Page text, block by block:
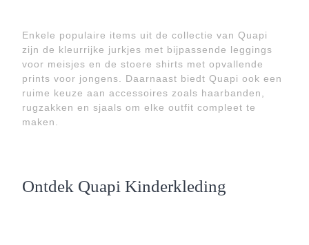
Enkele populaire items uit de collectie van Quapi
zijn de kleurrijke jurkjes met bijpassende leggings
voor meisjes en de stoere shirts met opvallende
prints voor jongens. Daarnaast biedt Quapi ook een
ruime keuze aan accessoires zoals haarbanden,
rugzakken en sjaals om elke outfit compleet te
maken.
Ontdek Quapi Kinderkleding